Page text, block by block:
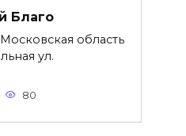
Благо
область
ул.
80